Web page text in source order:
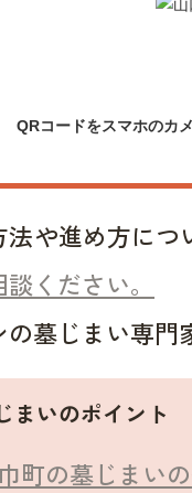
QRコードをスマホのカ
や進め方につ
ください。
墓じまい専門
まいのポイント
町の墓じまい